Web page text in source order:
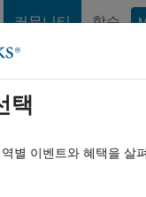
커뮤니티 학습
아보기
saved
택
별 이벤트와 혜택을 살